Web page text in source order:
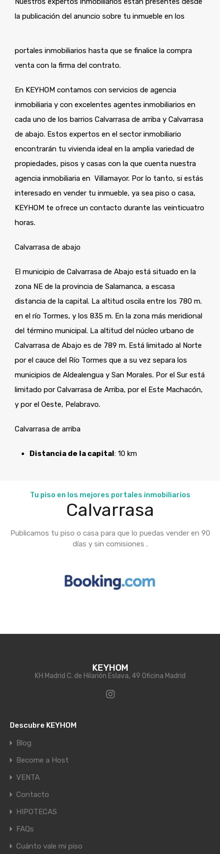
la publicación del anuncio sobre tu inmueble en los
portales inmobiliarios hasta que se finalice la compra
venta con la firma del contrato.
En KEYHOM contamos con servicios de agencia
inmobiliaria y con excelentes agentes inmobiliarios en
cada uno de los barrios Calvarrasa de arriba y Calvarrasa
de abajo. Estos expertos en el sector inmobiliario
encontrarán tu vivienda ideal en la amplia variedad de
propiedades, pisos y casas con la que cuenta nuestra
agencia inmobiliaria en Villamayor. Por lo tanto, si estás
interesado en vender tu inmueble, ya sea piso o casa,
KEYHOM te ofrece un contacto durante las veinticuatro
horas.
Calvarrasa de abajo
El municipio de Calvarrasa de Abajo está situado en la
zona NE de la provincia de Salamanca, a escasa
distancia de la capital. La altitud oscila entre los 780 m.
en el río Tormes, y los 835 m. En la zona más meridional
del término municipal. La altitud del núcleo urbano de
Calvarrasa de Abajo es de 789 m. Está limitado al Norte
por el cauce del Río Tormes que a su vez separa los
municipios de Aldealengua y San Morales. Por el Sur está
limitado por Calvarrasa de Arriba, por el Este Machacón,
y por el Oeste, Pelabravo.
Calvarrasa de arriba
Distancia de la capital: 10 km
Tu piso en los mejores portales inmobiliarios
Calvarrasa
Publicamos tu piso o casa para que lo puedas vender en 90
días y sin comisiones .
KEYHOM
KH Madrid C. de Hilarión Eslava, 49 Oficina Madrid
Descubre KEYHOM
Blog
Become a Host
VENTA
Contacto
HIPOTECAS
FAQs
Cuánto vale mi piso